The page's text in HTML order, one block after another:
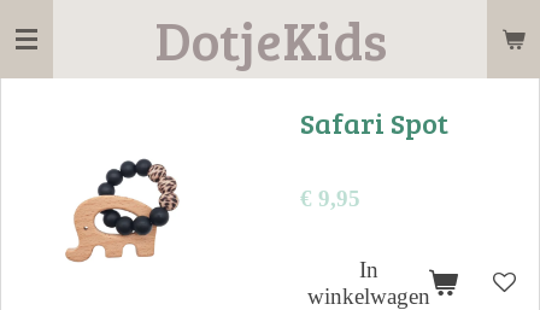
Ga
DotjeKids
Safari Spot
€ 9,95
In
winkelwagen